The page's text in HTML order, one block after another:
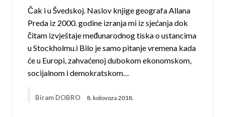
Čak i u Švedskoj. Naslov knjige geografa Allana
Preda iz 2000. godine izranja mi iz sjećanja dok
čitam izvještaje međunarodnog tiska o ustancima
u Stockholmu.i Bilo je samo pitanje vremena kada
će u Europi, zahvaćenoj dubokom ekonomskom,
socijalnom i demokratskom…
Biram DOBRO 8. kolovoza 2018.